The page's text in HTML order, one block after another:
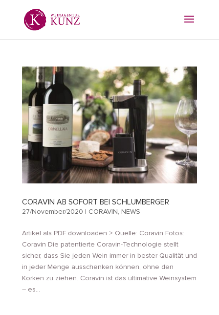
CORAVIN AB SOFORT BEI SCHLUMBERGER
27/November/2020 | CORAVIN, NEWS
Artikel als PDF downloaden > Quelle: Coravin Fotos:
Coravin Die patentierte Coravin-Technologie stellt
sicher, dass Sie jeden Wein immer in bester Qualität und
in jeder Menge ausschenken können, ohne den
Korken zu ziehen. Coravin ist das ultimative Weinsystem
– es...